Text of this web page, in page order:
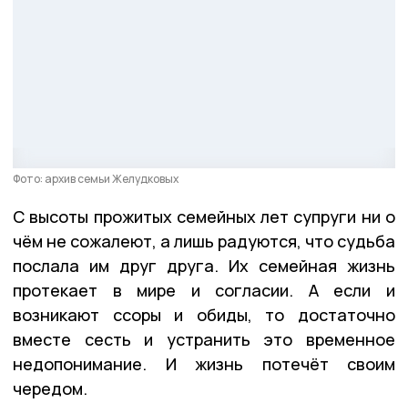
Фото: архив семьи Желудковых
С высоты прожитых семейных лет супруги ни о
чём не сожалеют, а лишь радуются, что судьба
послала им друг друга. Их семейная жизнь
протекает в мире и согласии. А если и
возникают ссоры и обиды, то достаточно
вместе сесть и устранить это временное
недопонимание. И жизнь потечёт своим
чередом.